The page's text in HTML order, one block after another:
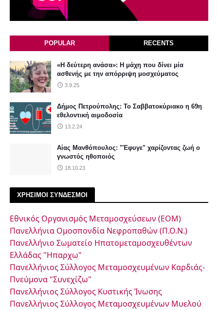
POPULAR RECENTS
«Η δεύτερη ανάσα»: Η μάχη που δίνει μία
ασθενής με την απόρριψη μοσχεύματος
3.9.25
Δήμος Πετρούπολης: Το Σαββατοκύριακο η 69η
εθελοντική αιμοδοσία
13.2.24
Αίας Μανθόπουλος: "Έφυγε" χαρίζοντας ζωή ο
γνωστός ηθοποιός
18.10.23
ΧΡΗΣΙΜΟΙ ΣΥΝΔΕΣΜΟΙ
Εθνικός Οργανισμός Μεταμοσχεύσεων (ΕΟΜ)
Πανελλήνια Ομοσπονδία Νεφροπαθών (Π.Ο.Ν.)
Πανελλήνιο Σωματείο Ηπατομεταμοσχευθέντων
Ελλάδας "Ηπαρχω"
Πανελλήνιος Σύλλογος Μεταμοσχευμένων Καρδιάς-
Πνεύμονα "Συνεχίζω"
Πανελλήνιος Σύλλογος Κυστικής Ίνωσης
Πανελλήνιος Σύλλογος Μεταμοσχευμένων Μυελού